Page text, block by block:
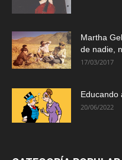
Martha
de nadie,
17/03/2017
Educando
20/06/2022